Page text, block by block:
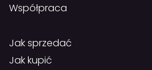
Współpraca
Jak sprzedać
Jak kupić